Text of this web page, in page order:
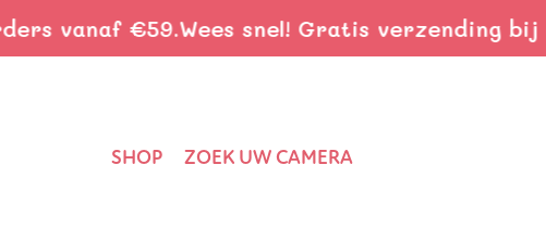
vanaf €59.Wees snel! Gratis verzending bij
SHOP ZOEK UW CAMERA